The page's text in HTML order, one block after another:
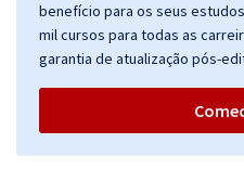
benefício para os seus
mil cursos para todas as
garantia de atualização pós-